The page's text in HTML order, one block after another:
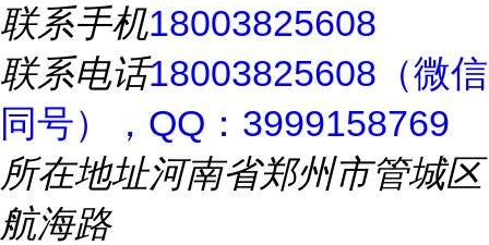
联系手机18003825608
联系电话18003825608（微信
同号），QQ：3999158769
所在地址河南省郑州市管城区
航海路